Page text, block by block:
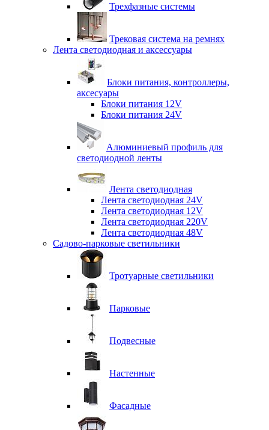
Трехфазные системы
Трековая система на ремнях
Лента светодиодная и аксессуары
Блоки питания, контроллеры,
аксесуары
Блоки питания 12V
Блоки питания 24V
Алюминиевый профиль для
светодиодной ленты
Лента светодиодная
Лента светодиодная 24V
Лента светодиодная 12V
Лента светодиодная 220V
Лента светодиодная 48V
Садово-парковые светильники
Тротуарные светильники
Парковые
Подвесные
Настенные
Фасадные